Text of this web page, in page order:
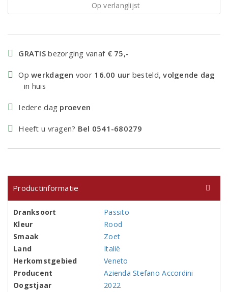
Op verlanglijst
GRATIS bezorging vanaf € 75,-
Opwerkdagen voor 16.00 uur besteld,volgende dag
in huis
Iedere dag proeven
Heeft u vragen? Bel 0541-680279
Productinformatie
Dranksoort
Passito
Kleur
Rood
Smaak
Zoet
Land
Italië
Herkomstgebied
Veneto
Producent
Azienda Stefano Accordini
Oogstjaar
2022